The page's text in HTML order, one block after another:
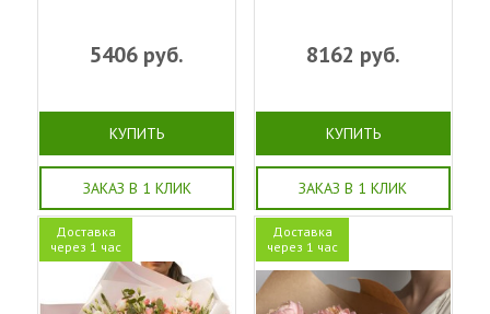
5406 руб.
КУПИТЬ
ЗАКАЗ В 1 КЛИК
8162 руб.
КУПИТЬ
ЗАКАЗ В 1 КЛИК
Доставка
через 1 час
Доставка
через 1 час